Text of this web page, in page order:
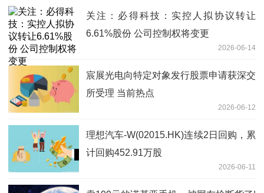
关注：必得科技：实控人拟协议转让
6.61%股份 公司控制权将变更
2026-06-14
宸展光电向特定对象发行股票申请获深交
所受理 当前热点
2026-06-12
理想汽车-W(02015.HK)连续2日回购，累
计回购452.91万股
2026-06-11